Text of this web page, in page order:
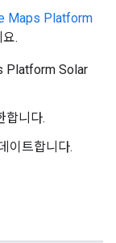
Maps Platform
.
Platform Solar
합니다.
이트합니다.